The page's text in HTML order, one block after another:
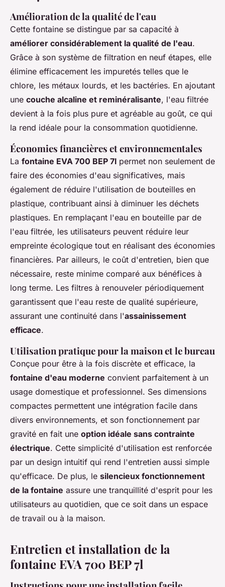
Amélioration de la qualité de l'eau
Cette fontaine se distingue par sa capacité à
améliorer considérablement la qualité de l'eau.
Grâce à son système de filtration en neuf étapes, elle
élimine efficacement les impuretés telles que le
chlore, les métaux lourds, et les bactéries. En ajoutant
une couche alcaline et reminéralisante, l'eau filtrée
devient à la fois plus pure et agréable au goût, ce qui
la rend idéale pour la consommation quotidienne.
Économies financières et environnementales
La fontaine EVA 700 BEP 7l permet non seulement de
faire des économies d'eau significatives, mais
également de réduire l'utilisation de bouteilles en
plastique, contribuant ainsi à diminuer les déchets
plastiques. En remplaçant l'eau en bouteille par de
l'eau filtrée, les utilisateurs peuvent réduire leur
empreinte écologique tout en réalisant des économies
financières. Par ailleurs, le coût d'entretien, bien que
nécessaire, reste minime comparé aux bénéfices à
long terme. Les filtres à renouveler périodiquement
garantissent que l'eau reste de qualité supérieure,
assurant une continuité dans l'assainissement
efficace.
Utilisation pratique pour la maison et le bureau
Conçue pour être à la fois discrète et efficace, la
fontaine d'eau moderne convient parfaitement à un
usage domestique et professionnel. Ses dimensions
compactes permettent une intégration facile dans
divers environnements, et son fonctionnement par
gravité en fait une option idéale sans contrainte
électrique. Cette simplicité d'utilisation est renforcée
par un design intuitif qui rend l'entretien aussi simple
qu'efficace. De plus, le silencieux fonctionnement
de la fontaine assure une tranquillité d'esprit pour les
utilisateurs au quotidien, que ce soit dans un espace
de travail ou à la maison.
Entretien et installation de la
fontaine EVA 700 BEP 7l